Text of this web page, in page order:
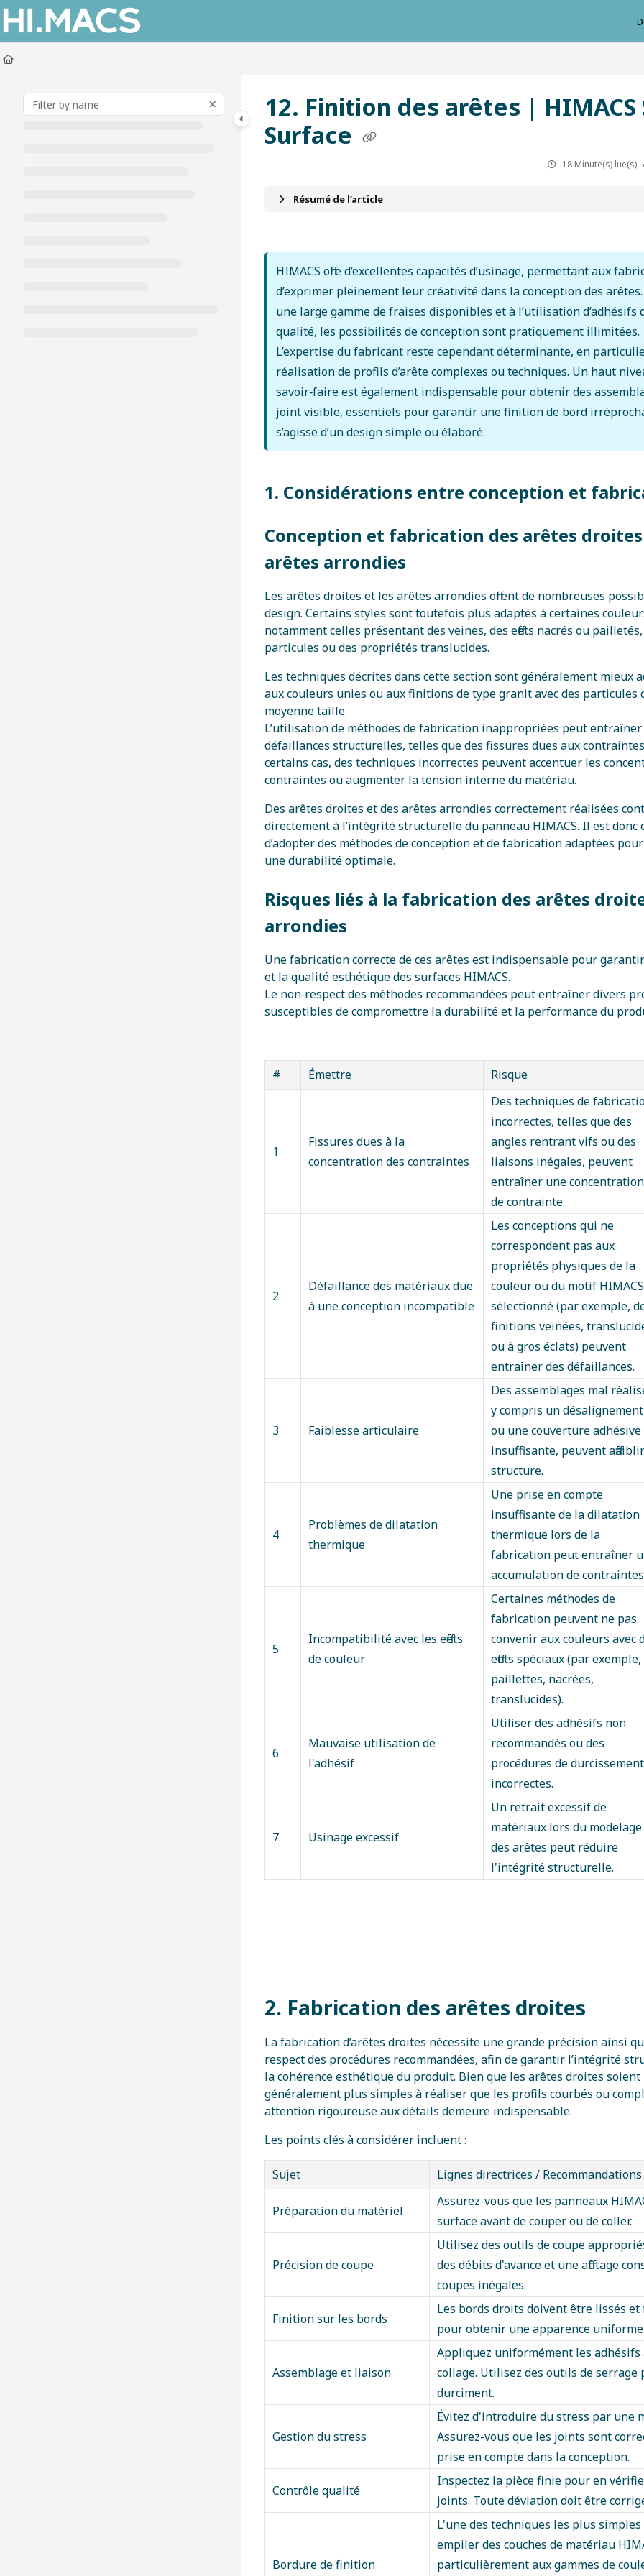
Documentation Index
Fetch the complete documentation index at:
Use this file to discover all available pages before exploring further.
12. Finition des arêtes | HIMACS
Surface
18 Minute(s) lue(s)
Résumé de l’article
HIMACS offre d’excellentes capacités d’usinage, permettant aux
d’exprimer pleinement leur créativité dans la conception des arêtes.
une large gamme de fraises disponibles et à l’utilisation d’adhésifs
qualité, les possibilités de conception sont pratiquement illimitées.
L’expertise du fabricant reste cependant déterminante, en
réalisation de profils d’arête complexes ou techniques. Un haut
savoir‑faire est également indispensable pour obtenir des
joint visible, essentiels pour garantir une finition de bord
s’agisse d’un design simple ou élaboré.
1. Considérations entre conception et
Conception et fabrication des arêtes
arêtes arrondies
Les arêtes droites et les arêtes arrondies offrent de nombreuses
design. Certains styles sont toutefois plus adaptés à certaines
notamment celles présentant des veines, des effets nacrés ou
particules ou des propriétés translucides.
Les techniques décrites dans cette section sont généralement mieux
aux couleurs unies ou aux finitions de type granit avec des particules
moyenne taille.
L’utilisation de méthodes de fabrication inappropriées peut entraîner
défaillances structurelles, telles que des fissures dues aux
certains cas, des techniques incorrectes peuvent accentuer les
contraintes ou augmenter la tension interne du matériau.
Des arêtes droites et des arêtes arrondies correctement réalisées
directement à l’intégrité structurelle du panneau HIMACS. Il est donc
d’adopter des méthodes de conception et de fabrication adaptées
une durabilité optimale.
Risques liés à la fabrication des arêtes
arrondies
Une fabrication correcte de ces arêtes est indispensable pour
et la qualité esthétique des surfaces HIMACS.
Le non‑respect des méthodes recommandées peut entraîner divers
susceptibles de compromettre la durabilité et la performance du
# Émettre Risque
1
Fissures dues à la
concentration des contraintes
Des techniques de
incorrectes, telles que des
angles rentrant vifs ou des
liaisons inégales, peuvent
entraîner une concentration
de contrainte.
2
Défaillance des matériaux due
à une conception incompatible
Les conceptions qui ne
correspondent pas aux
propriétés physiques de la
couleur ou du motif HIMACS
sélectionné (par exemple,
finitions veinées,
ou à gros éclats) peuvent
entraîner des défaillances.
3 Faiblesse articulaire
Des assemblages mal
y compris un désalignement
ou une couverture adhésive
insuffisante, peuvent
structure.
4
Problèmes de dilatation
thermique
Une prise en compte
insuffisante de la dilatation
thermique lors de la
fabrication peut entraîner
accumulation de
5
Incompatibilité avec les effets
de couleur
Certaines méthodes de
fabrication peuvent ne pas
convenir aux couleurs avec
effets spéciaux (par exemple,
paillettes, nacrées,
translucides).
6
Mauvaise utilisation de
l'adhésif
Utiliser des adhésifs non
recommandés ou des
procédures de durcissement
incorrectes.
7 Usinage excessif
Un retrait excessif de
matériaux lors du modelage
des arêtes peut réduire
l'intégrité structurelle.
2. Fabrication des arêtes droites
La fabrication d’arêtes droites nécessite une grande précision ainsi
respect des procédures recommandées, afin de garantir l’intégrité
la cohérence esthétique du produit. Bien que les arêtes droites soient
généralement plus simples à réaliser que les profils courbés ou
attention rigoureuse aux détails demeure indispensable.
Les points clés à considérer incluent :
Sujet Lignes directrices / Recommandations
Préparation du matériel
Assurez-vous que les panneaux
surface avant de couper ou de coller.
Précision de coupe
Utilisez des outils de coupe
des débits d'avance et une affûtage
coupes inégales.
Finition sur les bords
Les bords droits doivent être lissés et
pour obtenir une apparence
Assemblage et liaison
Appliquez uniformément les adhésifs
collage. Utilisez des outils de
durciment.
Gestion du stress
Évitez d'introduire du stress par une
Assurez-vous que les joints sont
prise en compte dans la conception.
Contrôle qualité
Inspectez la pièce finie pour en
joints. Toute déviation doit être
Bordure de finition
L'une des techniques les plus
empiler des couches de matériau
particulièrement aux gammes de